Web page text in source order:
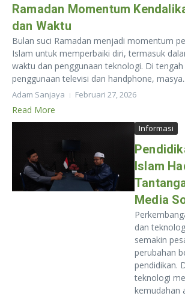
Ramadan Momentum
dan Waktu
Bulan suci Ramadan menjadi momentum
Islam untuk memperbaiki diri, termasuk
waktu dan penggunaan teknologi. Di
penggunaan televisi dan handphone,
Adam Sanjaya Februari 27, 2026
Read More
Informasi
Islam
Media
dan
semakin
perubahan
pendidikan.
teknologi
kemudahan